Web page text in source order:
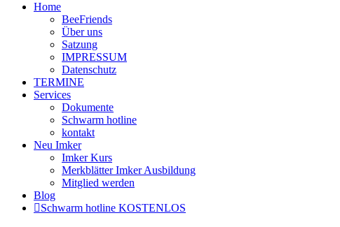
Home
BeeFriends
Über uns
Satzung
IMPRESSUM
Datenschutz
TERMINE
Services
Dokumente
Schwarm hotline
kontakt
Neu Imker
Imker Kurs
Merkblätter Imker Ausbildung
Mitglied werden
Blog
Schwarm hotline KOSTENLOS